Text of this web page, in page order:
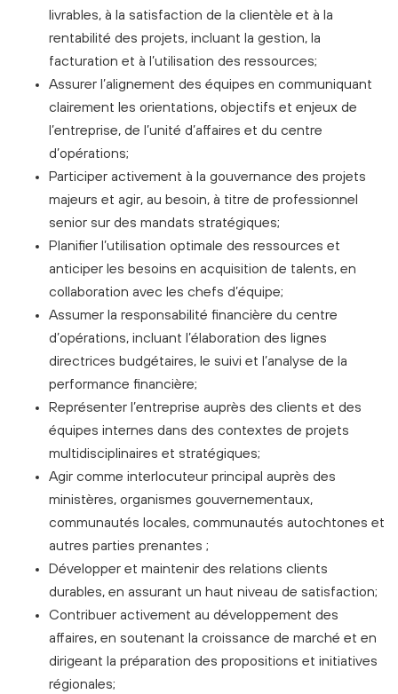
livrables, à la satisfaction de la clientèle et à la
rentabilité des projets, incluant la gestion, la
facturation et à l’utilisation des ressources;
Assurer l’alignement des équipes en communiquant
clairement les orientations, objectifs et enjeux de
l’entreprise, de l’unité d’affaires et du centre
d’opérations;
Participer activement à la gouvernance des projets
majeurs et agir, au besoin, à titre de professionnel
senior sur des mandats stratégiques;
Planifier l’utilisation optimale des ressources et
anticiper les besoins en acquisition de talents, en
collaboration avec les chefs d’équipe;
Assumer la responsabilité financière du centre
d’opérations, incluant l’élaboration des lignes
directrices budgétaires, le suivi et l’analyse de la
performance financière;
Représenter l’entreprise auprès des clients et des
équipes internes dans des contextes de projets
multidisciplinaires et stratégiques;
Agir comme interlocuteur principal auprès des
ministères, organismes gouvernementaux,
communautés locales, communautés autochtones et
autres parties prenantes ;
Développer et maintenir des relations clients
durables, en assurant un haut niveau de satisfaction;
Contribuer activement au développement des
affaires, en soutenant la croissance de marché et en
dirigeant la préparation des propositions et initiatives
régionales;